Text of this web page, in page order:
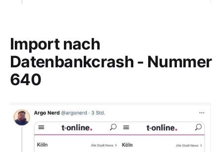
Import nach
Datenbankcrash - Nummer
640